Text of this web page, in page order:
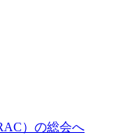
）の総会へ